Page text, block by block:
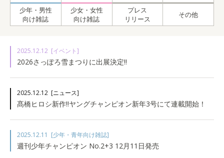
少年・男性
向け雑誌
少女・女性
向け雑誌
プレス
リリース
その他
2025.12.12 [イベント]
2026さっぽろ雪まつりに出展決定!!
2025.12.12 [ニュース]
髙橋ヒロシ新作!!ヤングチャンピオン新年3号にて連載開始！
2025.12.11 [少年・青年向け雑誌]
週刊少年チャンピオン No.2+3 12月11日発売